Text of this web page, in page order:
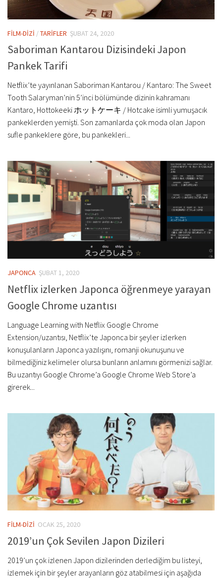
FİLM-DİZİ /TARİFLER ŞUBAT 24, 2020
Saboriman Kantarou Dizisindeki Japon
Pankek Tarifi
Netflix’te yayınlanan Saboriman Kantarou / Kantaro: The Sweet
Tooth Salaryman’nin 5’inci bölümünde dizinin kahramanı
Kantaro, Hottokeeki ホットケーキ / Hotcake isimli yumuşacık
pankeklerden yemişti. Son zamanlarda çok moda olan Japon
sufle pankeklere göre, bu pankekleri...
JAPONCA ŞUBAT 1, 2020
Netflix izlerken Japonca öğrenmeye yarayan
Google Chrome uzantısı
Language Learning with Netflix Google Chrome
Extension/uzantısı, Netflix’te Japonca bir şeyler izlerken
konuşulanların Japonca yazılışını, romanji okunuşunu ve
bilmediğiniz kelimeler olursa bunların anlamını görmenizi sağlar.
Bu uzantıyı Google Chrome’a Google Chrome Web Store’a
girerek...
FİLM-DİZİ OCAK 25, 2020
2019’un Çok Sevilen Japon Dizileri
2019’un çok izlenen Japon dizilerinden derlediğim bu listeyi,
izlemek için bir şeyler arayanların göz atabilmesi için aşağıda